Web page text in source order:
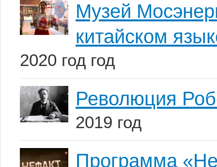
Музей
китайском
2020 год год
Революция
2019 год
Программа